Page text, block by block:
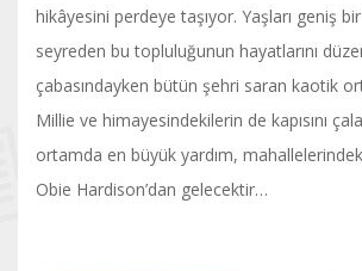
hikâyesini perdeye taşıyor. Yaşları geniş
seyreden bu topluluğunun hayatlarını
çabasındayken bütün şehri saran kaotik
Millie ve himayesindekilerin de kapısını
ortamda en büyük yardım,
Obie Hardison’dan gelecektir…